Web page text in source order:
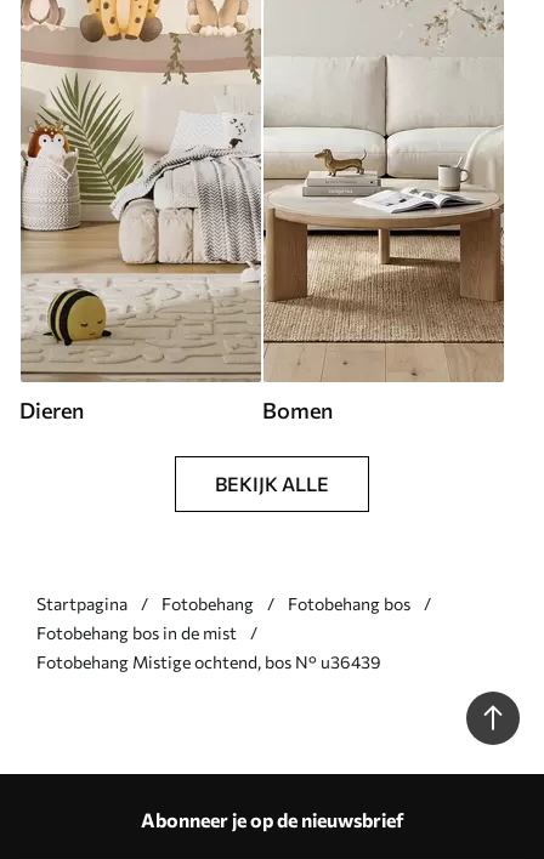
Dieren Bomen
BEKIJK ALLE
Startpagina Fotobehang
Fotobehang bos
Fotobehang bos in de mist
Fotobehang Mistige ochtend, bos N° u36439
Abonneer je op de nieuwsbrief